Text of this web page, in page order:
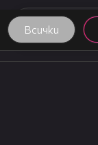
Всички
09:09